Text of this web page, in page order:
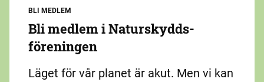
BLI MEDLEM
Bli medlem i Naturskydds­
föreningen
Läget för vår planet är akut. Men vi kan